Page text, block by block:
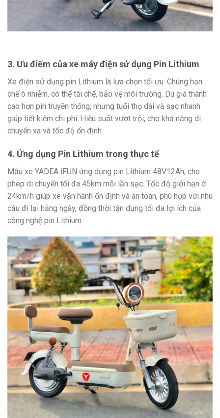
3. Ưu điểm của xe máy điện sử dụng Pin Lithium
Xe điện sử dụng pin Lithium là lựa chọn tối ưu. Chúng hạn
chế ô nhiễm, có thể tái chế, bảo vệ môi trường. Dù giá thành
cao hơn pin truyền thống, nhưng tuổi thọ dài và sạc nhanh
giúp tiết kiệm chi phí. Hiệu suất vượt trội, cho khả năng di
chuyển xa và tốc độ ổn định.
4. Ứng dụng Pin Lithium trong thực tế
Mẫu xe YADEA iFUN ứng dụng pin Lithium 48V12Ah, cho
phép di chuyển tối đa 45km mỗi lần sạc. Tốc độ giới hạn ở
24km/h giúp xe vận hành ổn định và an toàn, phù hợp với nhu
cầu đi lại hằng ngày, đồng thời tận dụng tối đa lợi ích của
công nghệ pin Lithium.